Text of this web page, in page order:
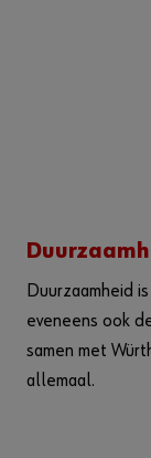
Duurzaamheid
eveneens ook
samen met
allemaal.